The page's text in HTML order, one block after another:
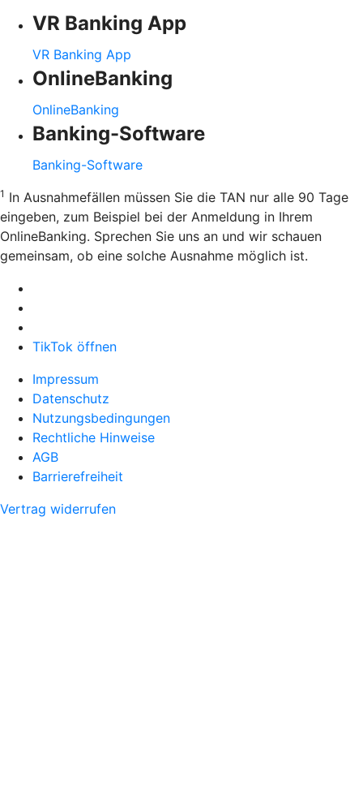
VR Banking App
VR Banking App
OnlineBanking
OnlineBanking
Banking-Software
Banking-Software
1 In Ausnahmefällen müssen Sie die TAN nur alle 90 Tage
eingeben, zum Beispiel bei der Anmeldung in Ihrem
OnlineBanking. Sprechen Sie uns an und wir schauen
gemeinsam, ob eine solche Ausnahme möglich ist.
TikTok öffnen
Impressum
Datenschutz
Nutzungsbedingungen
Rechtliche Hinweise
AGB
Barrierefreiheit
Vertrag widerrufen